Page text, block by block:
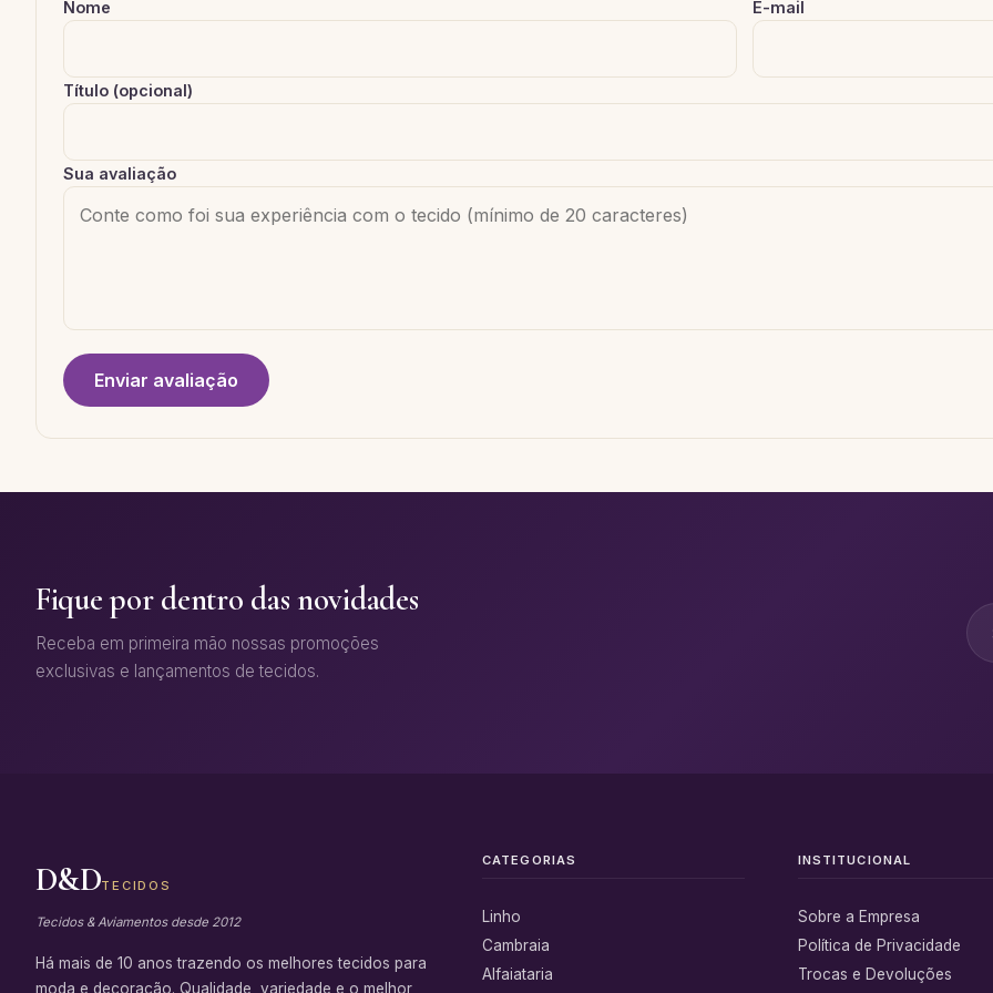
Nome E-mail
Título (opcional)
Sua avaliação
Enviar avaliação
Fique por dentro das novidades
Receba em primeira mão nossas promoções
exclusivas e lançamentos de tecidos.
D&DTECIDOS
Tecidos & Aviamentos desde 2012
Há mais de 10 anos trazendo os melhores tecidos para
moda e decoração. Qualidade, variedade e o melhor
CATEGORIAS
Linho
Cambraia
Alfaiataria
INSTITUCIONAL
Sobre a Empresa
Política de Privacidade
Trocas e Devoluções